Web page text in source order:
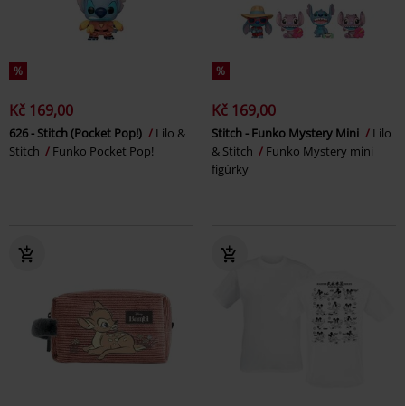
%
Kč 169,00
626 - Stitch (Pocket Pop!)
Lilo &
Stitch
Funko Pocket Pop!
%
Kč 169,00
Stitch - Funko Mystery Mini
Lilo
& Stitch
Funko Mystery mini
figúrky